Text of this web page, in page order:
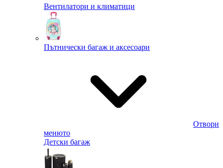
Вентилатори и климатици
Пътнически багаж и аксесоари
Отвори
менюто
Детски багаж